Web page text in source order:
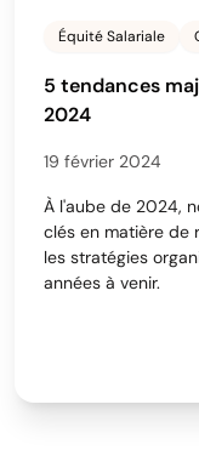
Équité Salariale
5 tendances
2024
19 février 2024
À l'aube de 2024,
clés en matière de
les stratégies
années à venir.